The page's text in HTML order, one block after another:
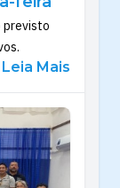
previsto
Leia Mais